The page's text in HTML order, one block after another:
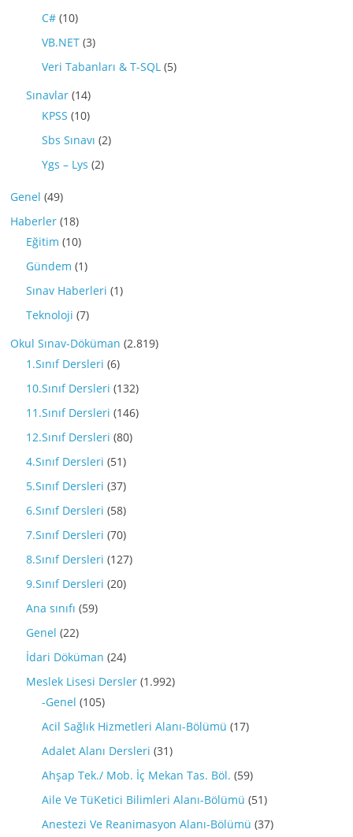
C# (10)
VB.NET (3)
Veri Tabanları & T-SQL (5)
Sınavlar (14)
KPSS (10)
Sbs Sınavı (2)
Ygs – Lys (2)
Genel (49)
Haberler (18)
Eğitim (10)
Gündem (1)
Sınav Haberleri (1)
Teknoloji (7)
Okul Sınav-Döküman (2.819)
1.Sınıf Dersleri (6)
10.Sınıf Dersleri (132)
11.Sınıf Dersleri (146)
12.Sınıf Dersleri (80)
4.Sınıf Dersleri (51)
5.Sınıf Dersleri (37)
6.Sınıf Dersleri (58)
7.Sınıf Dersleri (70)
8.Sınıf Dersleri (127)
9.Sınıf Dersleri (20)
Ana sınıfı (59)
Genel (22)
İdari Döküman (24)
Meslek Lisesi Dersler (1.992)
-Genel (105)
Acil Sağlık Hizmetleri Alanı-Bölümü (17)
Adalet Alanı Dersleri (31)
Ahşap Tek./ Mob. İç Mekan Tas. Böl. (59)
Aile Ve TüKetici Bilimleri Alanı-Bölümü (51)
Anestezi Ve Reanimasyon Alanı-Bölümü (37)